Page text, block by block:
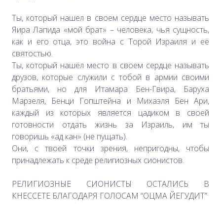
Ты, который нашел в своем сердце место называть
Яира Лапида «мой брат» – человека, чья сущность,
как и его отца, это война с Торой Израиля и её
святостью.
Ты, который нашёл место в своем сердце называть
друзов, которые служили с тобой в армии своими
братьями, но для Итамара Бен-Гвира, Баруха
Марзеля, Бенци Гопштейна и Михаэля Бен Ари,
каждый из которых является цадиком в своей
готовности отдать жизнь за Израиль, им ты
говоришь «ад кан» (не пущать).
Они, с твоей точки зрения, непригодны, чтобы
принадлежать к среде религиозных сионистов.
РЕЛИГИОЗНЫЕ СИОНИСТЫ ОСТАЛИСЬ В
КНЕССЕТЕ БЛАГОДАРЯ ГОЛОСАМ “ОЦМА ЙЕГУДИТ”